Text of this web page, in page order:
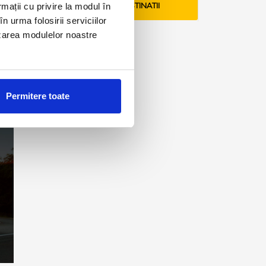
cu privire la modul în
urma folosirii serviciilor
modulelor noastre
Permitere toate
VEZI TARIFE SI DESTINATII